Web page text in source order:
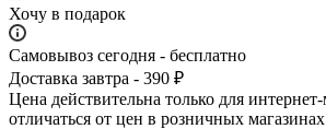
Хочу в подарок
Самовывоз сегодня - бесплатно
Доставка завтра - 390 ₽
Цена действительна только для
отличаться от цен в розничных магазинах